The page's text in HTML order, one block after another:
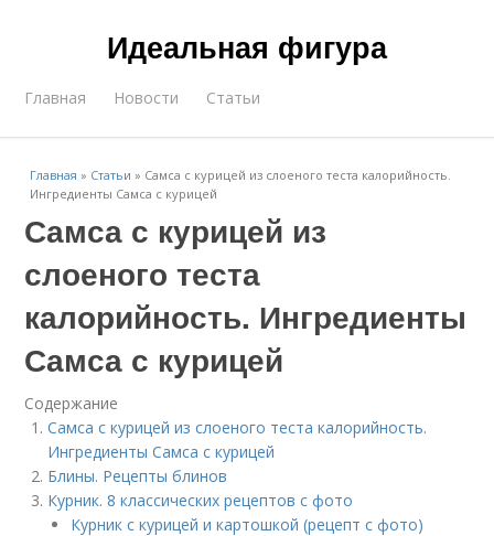
Идеальная фигура
Главная Новости Статьи
Главная » Статьи » Самса с курицей из слоеного теста калорийность.
Ингредиенты Самса с курицей
Самса с курицей из
слоеного теста
калорийность. Ингредиенты
Самса с курицей
Содержание
Самса с курицей из слоеного теста калорийность.
Ингредиенты Самса с курицей
Блины. Рецепты блинов
Курник. 8 классических рецептов с фото
Курник с курицей и картошкой (рецепт с фото)